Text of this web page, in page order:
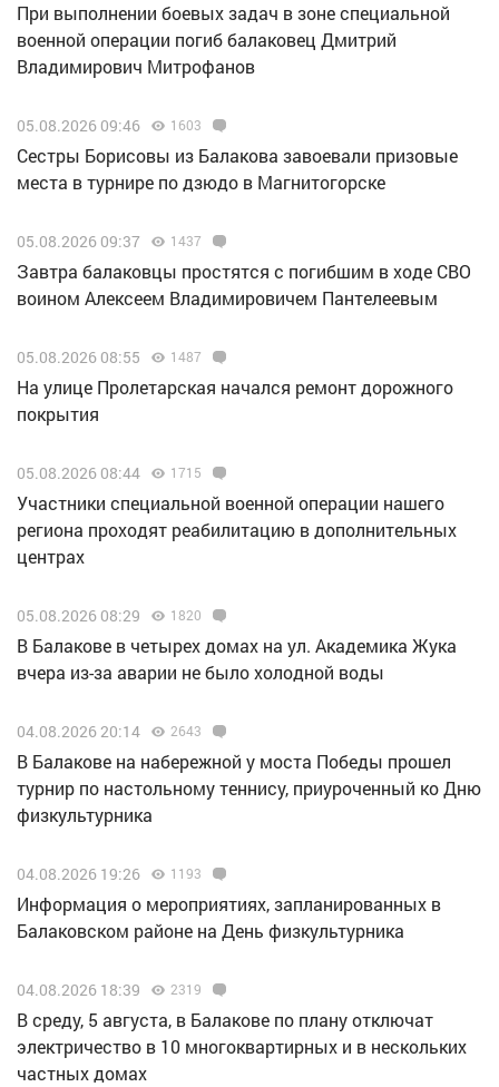
При выполнении боевых задач в зоне специальной
военной операции погиб балаковец Дмитрий
Владимирович Митрофанов
05.08.2026 09:46 1603
Сестры Борисовы из Балакова завоевали призовые
места в турнире по дзюдо в Магнитогорске
05.08.2026 09:37 1437
Завтра балаковцы простятся с погибшим в ходе СВО
воином Алексеем Владимировичем Пантелеевым
05.08.2026 08:55 1487
На улице Пролетарская начался ремонт дорожного
покрытия
05.08.2026 08:44 1715
Участники специальной военной операции нашего
региона проходят реабилитацию в дополнительных
центрах
05.08.2026 08:29 1820
В Балакове в четырех домах на ул. Академика Жука
вчера из-за аварии не было холодной воды
04.08.2026 20:14 2643
В Балакове на набережной у моста Победы прошел
турнир по настольному теннису, приуроченный ко Дню
физкультурника
04.08.2026 19:26 1193
Информация о мероприятиях, запланированных в
Балаковском районе на День физкультурника
04.08.2026 18:39 2319
В среду, 5 августа, в Балакове по плану отключат
электричество в 10 многоквартирных и в нескольких
частных домах